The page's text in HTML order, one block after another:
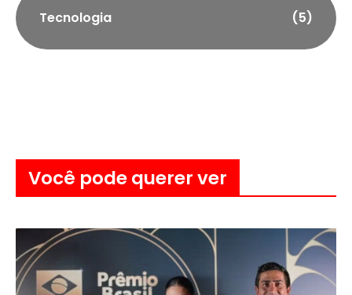
Tecnologia (5)
Você pode querer ver